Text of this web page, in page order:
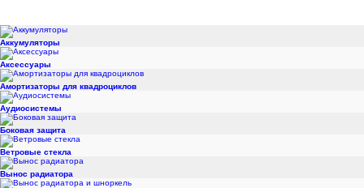
Аккумуляторы
Аксессуары
Амортизаторы для квадроциклов
Аудиосистемы
Боковая защита
Ветровые стекла
Вынос радиатора